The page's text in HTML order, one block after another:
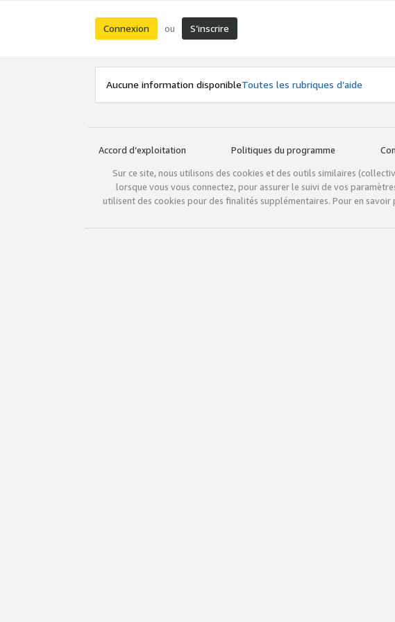
Connexion ou S’inscrire
Aucune information disponibleToutes les rubriques d’aide
Accord d’exploitation Politiques du programme
Sur ce site, nous utilisons des cookies et des outils similaires
lorsque vous vous connectez, pour assurer le suivi de vos
utilisent des cookies pour des finalités supplémentaires. Pour en